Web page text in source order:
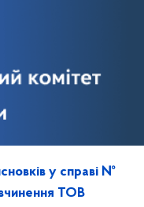
у справі №
ТОВ